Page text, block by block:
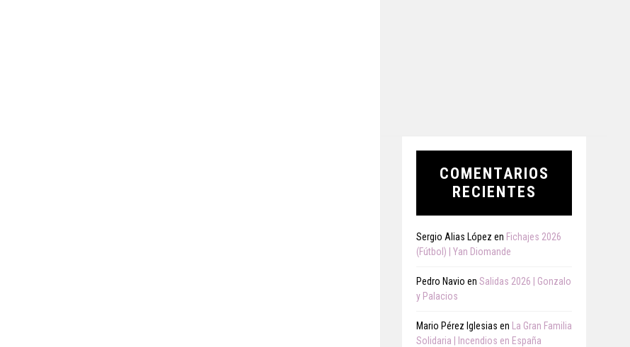
COMENTARIOS
RECIENTES
Sergio Alias López en Fichajes 2026
(Fútbol) | Yan Diomande
Pedro Navio en Salidas 2026 | Gonzalo
y Palacios
Mario Pérez Iglesias en
La Gran Familia
Solidaria | Incendios en España